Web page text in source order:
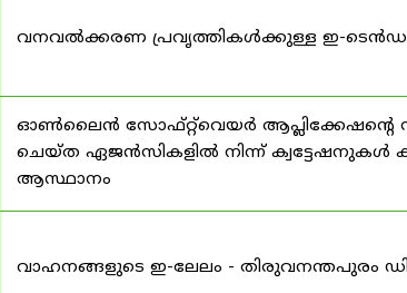
വനവൽക്കരണ പ്രവൃത്തികൾക്കുള്ള ഇ-
ഓൺലൈൻ സോഫ്റ്റ്‌വെയർ ആപ്ലിക്കേഷന്റെ
ചെയ്ത ഏജൻസികളിൽ നിന്ന് ക്വട്ടേഷനുകൾ
ആസ്ഥാനം
വാഹനങ്ങളുടെ ഇ-ലേലം - തിരുവനന്തപുരം